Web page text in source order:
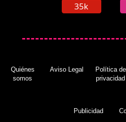
35k
Quiénes
somos
Aviso Legal
Política de
privacidad
Publicidad